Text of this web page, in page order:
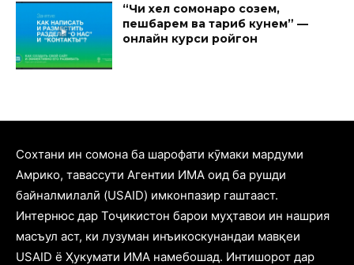
“Чи хел сомонаро созем,
пешбарем ва тарғиб кунем” —
онлайн курси ройгон
Cохтани ин сомона ба шарофати кӯмаки мардуми
Амрико, тавассути Агентии ИМА оид ба рушди
байналмилалӣ (USAID) имконпазир гаштааст.
Интернюс дар Тоҷикистон барои муҳтавои ин нашрия
масъул аст, ки лузуман инъикоскунандаи мавқеи
USAID ё Ҳукумати ИМА намебошад. Интишорот дар